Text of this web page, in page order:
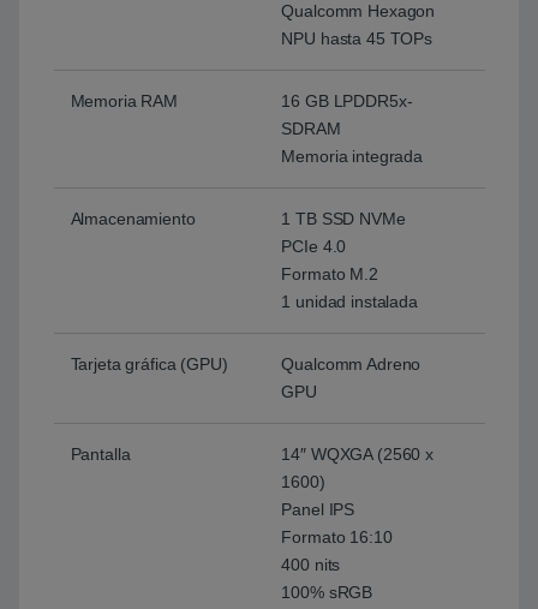
Qualcomm Hexagon
NPU hasta 45 TOPs
Memoria RAM
16 GB LPDDR5x-
SDRAM
Memoria integrada
Almacenamiento
1 TB SSD NVMe
PCIe 4.0
Formato M.2
1 unidad instalada
Tarjeta gráfica (GPU)
Qualcomm Adreno
GPU
Pantalla
14″ WQXGA (2560 x
1600)
Panel IPS
Formato 16:10
400 nits
100% sRGB